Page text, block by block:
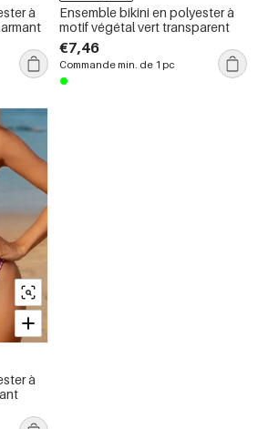
à
Ensemble bikini en polyester à
motif végétal vert transparent
€7,46
Commande min. de 1 pc
à